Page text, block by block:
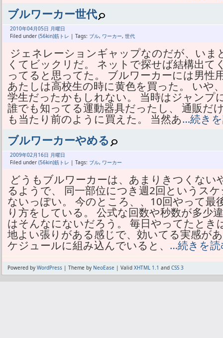
ブルワーカー世代
2010年04月05日 月曜日
Filed under (56kin)筋トレ | Tags: ブル, ワーカー, 世代
ジェネレーションギャップなのだが、い
くてビックリだ。 ネットで探せば結構出て
ってると思ってた。 ブルワーカーには男性
あたしは高校生の時に黄色を買った。 いや
学生だったかもしれない。 当時はジャンプ
誰でも知ってる運動器具だったし、 通販だ
も当たり前のように買えた。 当然あ…続き
ブルワーカーやめる
2009年02月 16日 月曜日
Filed under (56kin)筋トレ | Tags: ブル, ワーカー
どうもブルワーカーは、あまりきつくない
るようで、 同一部位につき週2回というス
ないっぽい。 今のところ、、10回やって最
り方をしている。 公式な回数や秒数が多少
はそんなにないだろう。 毎日やってたとき
地よい張りがある感じで、効いてる実感が
ケジュールに組み込んでいると、 …続きを
Powered by WordPress | Theme by NeoEase | Valid XHTML 1.1 and CSS 3